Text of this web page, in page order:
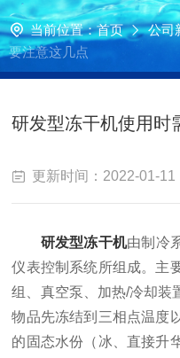
当前位置：首页 公司
要注意这几点
研发型冻干机使用时
更新时间：2022-01-11
研发型冻干机由制冷
仪表控制系统所组成。主
组、真空泵、加热/冷却装
物品先冻结到三相点温度
的固态水份（冰、直接升